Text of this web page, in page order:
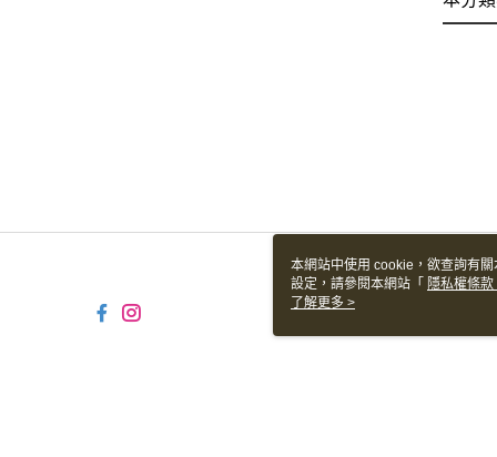
本網站中使用 cookie，欲查詢有
設定，請參閱本網站「 隱私權條款
使用 cookie。
了解更多 >